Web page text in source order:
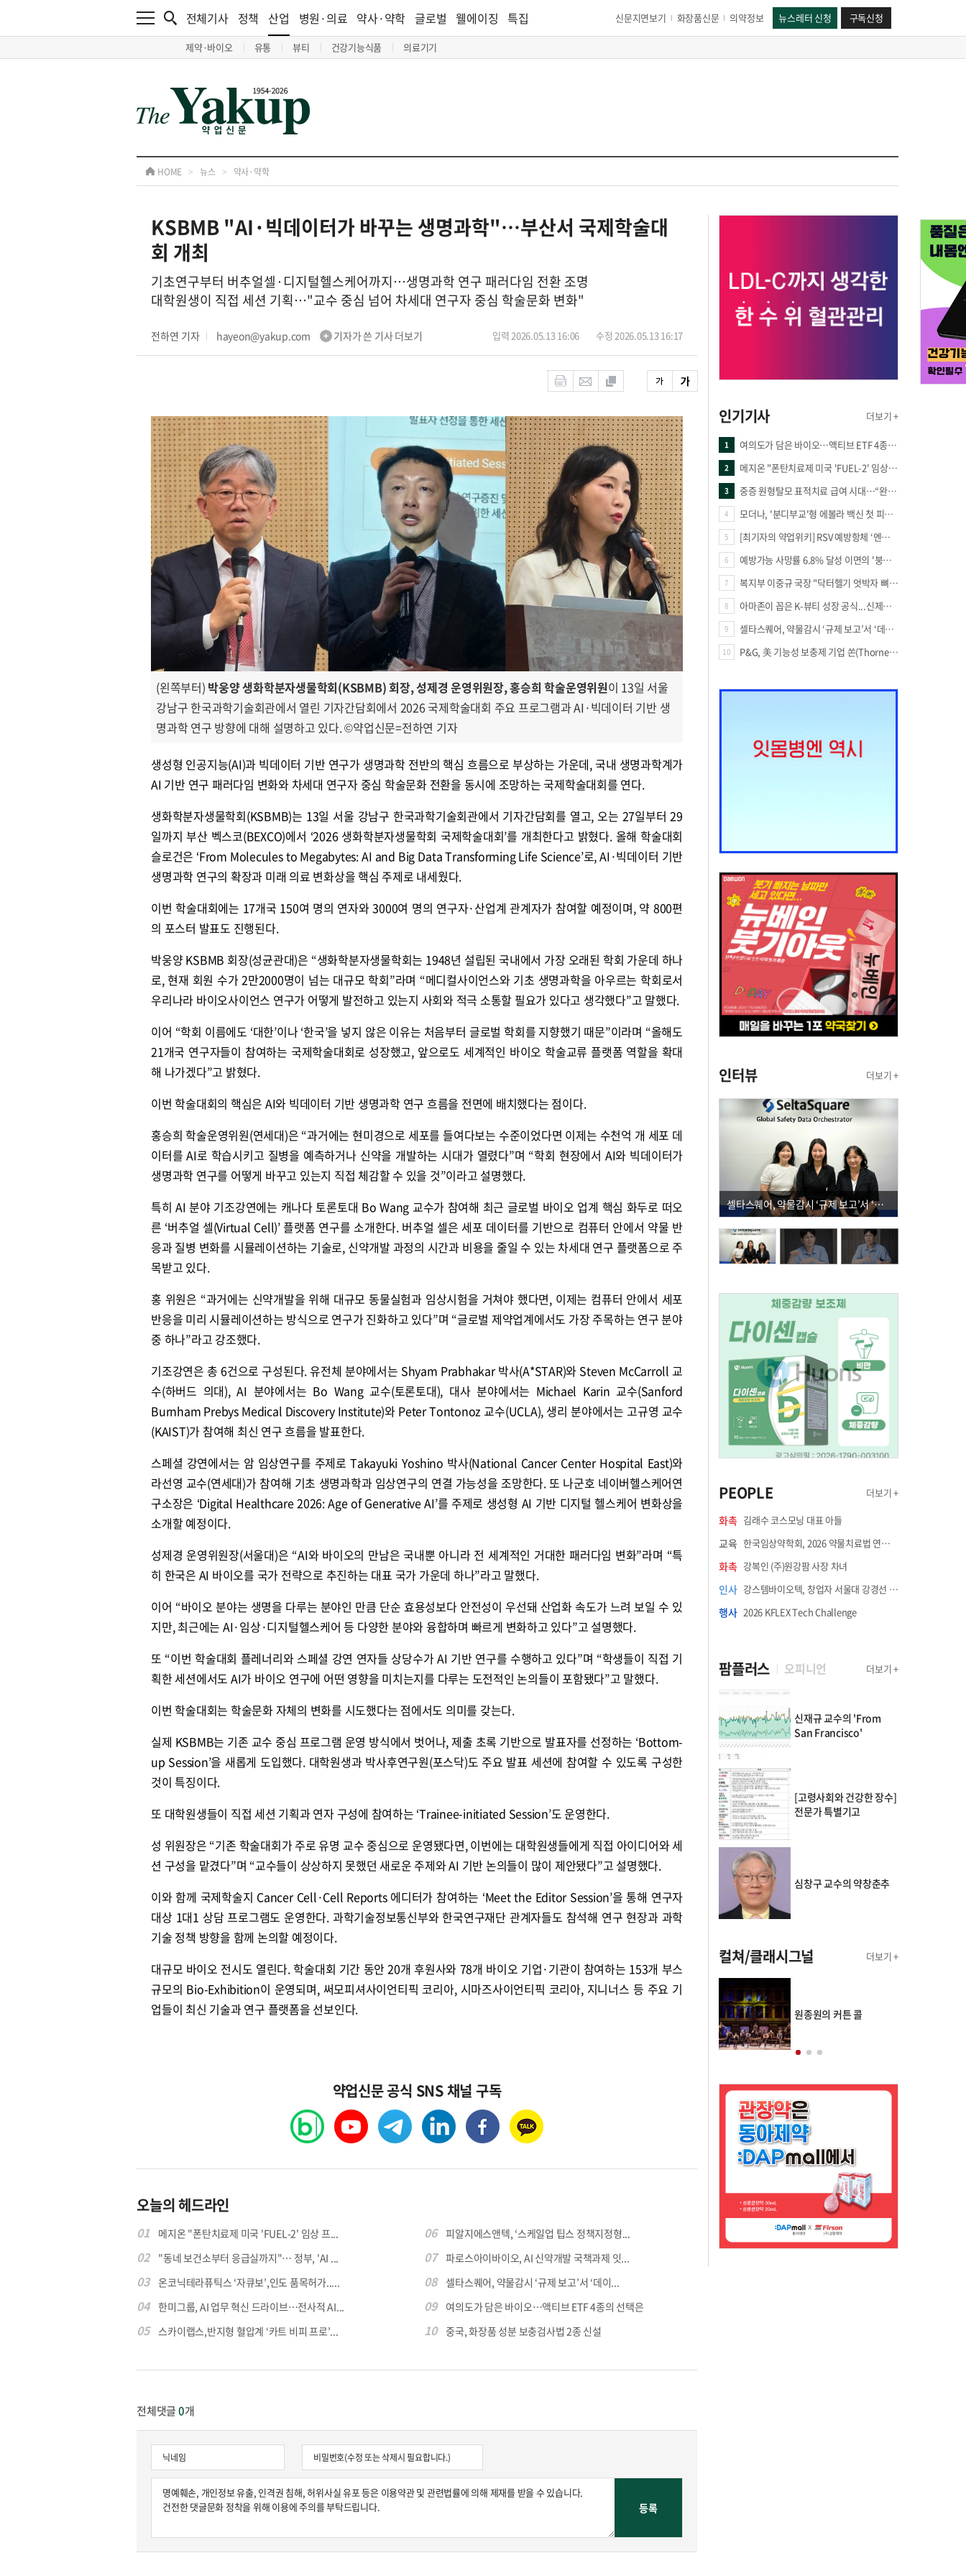
전체기사 정책 산업
제약·바이오 유통 뷰티 건강기능식품 의료기기
병원·의료 약사·약학 글로벌 웰에이징 특집 신문지면보기 화장품신문 의약정보 뉴스레터 신청 구독신청
HOME > 뉴스 > 약사·약학
KSBMB "AI·빅데이터가 바꾸는 생명과학"…부산서 국제학술대
회 개최
기초연구부터 버추얼셀·디지털헬스케어까지…생명과학 연구 패러다임 전환 조명
대학원생이 직접 세션 기획…"교수 중심 넘어 차세대 연구자 중심 학술문화 변화"
전하연 기자 hayeon@yakup.com 기자가 쓴 기사 더보기 입력 2026.05.13 16:06 수정 2026.05.13 16:17
(왼쪽부터) 박웅양 생화학분자생물학회(KSBMB) 회장, 성제경 운영위원장, 홍승희 학술운영위원이 13일 서울
강남구 한국과학기술회관에서 열린 기자간담회에서 2026 국제학술대회 주요 프로그램과 AI·빅데이터 기반 생
명과학 연구 방향에 대해 설명하고 있다. ©약업신문=전하연 기자
생성형 인공지능(AI)과 빅데이터 기반 연구가 생명과학 전반의 핵심 흐름으로 부상하는 가운데, 국내 생명과학계가
AI 기반 연구 패러다임 변화와 차세대 연구자 중심 학술문화 전환을 동시에 조망하는 국제학술대회를 연다.
생화학분자생물학회(KSBMB)는 13일 서울 강남구 한국과학기술회관에서 기자간담회를 열고, 오는 27일부터 29
일까지 부산 벡스코(BEXCO)에서 ‘2026 생화학분자생물학회 국제학술대회’를 개최한다고 밝혔다. 올해 학술대회
슬로건은 ‘From Molecules to Megabytes: AI and Big Data Transforming Life Science’로, AI·빅데이터 기반
생명과학 연구의 확장과 미래 의료 변화상을 핵심 주제로 내세웠다.
이번 학술대회에는 17개국 150여 명의 연자와 3000여 명의 연구자·산업계 관계자가 참여할 예정이며, 약 800편
의 포스터 발표도 진행된다.
박웅양 KSBMB 회장(성균관대)은 “생화학분자생물학회는 1948년 설립된 국내에서 가장 오래된 학회 가운데 하나
로, 현재 회원 수가 2만2000명이 넘는 대규모 학회”라며 “메디컬사이언스와 기초 생명과학을 아우르는 학회로서
우리나라 바이오사이언스 연구가 어떻게 발전하고 있는지 사회와 적극 소통할 필요가 있다고 생각했다”고 말했다.
이어 “학회 이름에도 ‘대한’이나 ‘한국’을 넣지 않은 이유는 처음부터 글로벌 학회를 지향했기 때문”이라며 “올해도
21개국 연구자들이 참여하는 국제학술대회로 성장했고, 앞으로도 세계적인 바이오 학술교류 플랫폼 역할을 확대
해 나가겠다”고 밝혔다.
이번 학술대회의 핵심은 AI와 빅데이터 기반 생명과학 연구 흐름을 전면에 배치했다는 점이다.
홍승희 학술운영위원(연세대)은 “과거에는 현미경으로 세포를 들여다보는 수준이었다면 이제는 수천억 개 세포 데
이터를 AI로 학습시키고 질병을 예측하거나 신약을 개발하는 시대가 열렸다”며 “학회 현장에서 AI와 빅데이터가
생명과학 연구를 어떻게 바꾸고 있는지 직접 체감할 수 있을 것”이라고 설명했다.
특히 AI 분야 기조강연에는 캐나다 토론토대 Bo Wang 교수가 참여해 최근 글로벌 바이오 업계 핵심 화두로 떠오
른 ‘버추얼 셀(Virtual Cell)’ 플랫폼 연구를 소개한다. 버추얼 셀은 세포 데이터를 기반으로 컴퓨터 안에서 약물 반
응과 질병 변화를 시뮬레이션하는 기술로, 신약개발 과정의 시간과 비용을 줄일 수 있는 차세대 연구 플랫폼으로 주
목받고 있다.
홍 위원은 “과거에는 신약개발을 위해 대규모 동물실험과 임상시험을 거쳐야 했다면, 이제는 컴퓨터 안에서 세포
반응을 미리 시뮬레이션하는 방식으로 연구가 진화하고 있다”며 “글로벌 제약업계에서도 가장 주목하는 연구 분야
중 하나”라고 강조했다.
기조강연은 총 6건으로 구성된다. 유전체 분야에서는 Shyam Prabhakar 박사(A*STAR)와 Steven McCarroll 교
수(하버드 의대), AI 분야에서는 Bo Wang 교수(토론토대), 대사 분야에서는 Michael Karin 교수(Sanford
Burnham Prebys Medical Discovery Institute)와 Peter Tontonoz 교수(UCLA), 생리 분야에서는 고규영 교수
(KAIST)가 참여해 최신 연구 흐름을 발표한다.
스페셜 강연에서는 암 임상연구를 주제로 Takayuki Yoshino 박사(National Cancer Center Hospital East)와
라선영 교수(연세대)가 참여해 기초 생명과학과 임상연구의 연결 가능성을 조망한다. 또 나군호 네이버헬스케어연
구소장은 ‘Digital Healthcare 2026: Age of Generative AI’를 주제로 생성형 AI 기반 디지털 헬스케어 변화상을
소개할 예정이다.
성제경 운영위원장(서울대)은 “AI와 바이오의 만남은 국내뿐 아니라 전 세계적인 거대한 패러다임 변화”라며 “특
히 한국은 AI 바이오를 국가 전략으로 추진하는 대표 국가 가운데 하나”라고 말했다.
이어 “바이오 분야는 생명을 다루는 분야인 만큼 단순 효용성보다 안전성이 우선돼 산업화 속도가 느려 보일 수 있
지만, 최근에는 AI·임상·디지털헬스케어 등 다양한 분야와 융합하며 빠르게 변화하고 있다”고 설명했다.
또 “이번 학술대회 플레너리와 스페셜 강연 연자들 상당수가 AI 기반 연구를 수행하고 있다”며 “학생들이 직접 기
획한 세션에서도 AI가 바이오 연구에 어떤 영향을 미치는지를 다루는 도전적인 논의들이 포함됐다”고 말했다.
이번 학술대회는 학술문화 자체의 변화를 시도했다는 점에서도 의미를 갖는다.
실제 KSBMB는 기존 교수 중심 프로그램 운영 방식에서 벗어나, 제출 초록 기반으로 발표자를 선정하는 ‘Bottom-
up Session’을 새롭게 도입했다. 대학원생과 박사후연구원(포스닥)도 주요 발표 세션에 참여할 수 있도록 구성한
것이 특징이다.
또 대학원생들이 직접 세션 기획과 연자 구성에 참여하는 ‘Trainee-initiated Session’도 운영한다.
성 위원장은 “기존 학술대회가 주로 유명 교수 중심으로 운영됐다면, 이번에는 대학원생들에게 직접 아이디어와 세
션 구성을 맡겼다”며 “교수들이 상상하지 못했던 새로운 주제와 AI 기반 논의들이 많이 제안됐다”고 설명했다.
이와 함께 국제학술지 Cancer Cell·Cell Reports 에디터가 참여하는 ‘Meet the Editor Session’을 통해 연구자
대상 1대1 상담 프로그램도 운영한다. 과학기술정보통신부와 한국연구재단 관계자들도 참석해 연구 현장과 과학
기술 정책 방향을 함께 논의할 예정이다.
대규모 바이오 전시도 열린다. 학술대회 기간 동안 20개 후원사와 78개 바이오 기업·기관이 참여하는 153개 부스
규모의 Bio-Exhibition이 운영되며, 써모피셔사이언티픽 코리아, 시마즈사이언티픽 코리아, 지니너스 등 주요 기
업들이 최신 기술과 연구 플랫폼을 선보인다.
약업신문 공식 SNS 채널 구독
오늘의 헤드라인
01 메지온 "폰탄치료제 미국 'FUEL-2' 임상 프...
02 "동네 보건소부터 응급실까지"… 정부, 'AI ...
03 온코닉테라퓨틱스 ‘자큐보’,인도 품목허가.....
04 한미그룹, AI 업무 혁신 드라이브…전사적 AI...
05 스카이랩스,반지형 혈압계 ‘카트 비피 프로’...
06 피알지에스앤텍, ‘스케일업 팁스 정책지정형...
07 파로스아이바이오, AI 신약개발 국책과제 잇...
08 셀타스퀘어, 약물감시 ‘규제 보고’서 ‘데이...
09 여의도가 담은 바이오…액티브 ETF 4종의 선택은
10 중국, 화장품 성분 보충검사법 2종 신설
전체댓글0개
인기기사 더보기 +
1 여의도가 담은 바이오…액티브 ETF 4종의 선택은
2 메지온 "폰탄치료제 미국 'FUEL-2' 임상 프로토콜 영국 승인"
3 중증 원형탈모 표적치료 급여 시대…“완결 아닌 출발점”
4 모더나, '분디부교'형 에볼라 백신 첫 피험자 접종
5 [최기자의 약업위키] RSV 예방항체 ‘엔플론시아’
6 예방가능 사망률 6.8% 달성 이면의 '붕괴 위기'… 중증외상체계 혁신 시급
7 복지부 이중규 국장 "닥터헬기 엇박자 뼈아파… 외상체계 전면 재정립"
8 아마존이 꼽은 K-뷰티 성장 공식...신제품·시장·품목 확장
9 셀타스퀘어, 약물감시 ‘규제 보고’서 ‘데이터 의사결정’으로 "PVX 전환 요구 커진다"
10 P&G, 美 기능성 보충제 기업 쏜(Thorne) 인수
인터뷰 더보기 +
셀타스퀘어, 약물감시 ‘규제 보고’서 ‘데이터 의사결정’으로 "PVX 전환 요구 커진다"
PEOPLE 더보기 +
화촉 김래수 코스모닝 대표 아들
교육 한국임상약학회, 2026 약물치료법 연수강좌 8월 21일 개최
화촉 강복인 (주)원강팜 사장 차녀
인사 강스템바이오텍, 창업자 서울대 강경선 교수 최고과학책임자 선임
행사 2026 KFLEX Tech Challenge
팜플러스 오피니언 더보기 +
신재규 교수의 'From
San Francisco'
[고령사회와 건강한 장수]
전문가 특별기고
심창구 교수의 약창춘추
컬쳐/클래시그널 더보기 +
원종원의 커튼 콜 원종원의 커튼 콜